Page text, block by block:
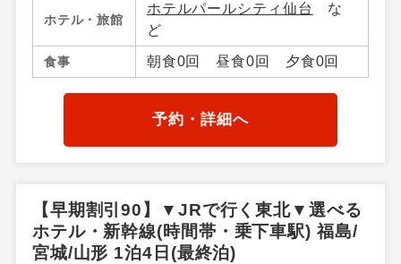
その他、山形県／山形市内・
山形蔵王・上山・赤湯温泉・
米沢・山形県その他、福島県
／福島市内・飯坂温泉・会津
若松・東山・芦ノ牧・喜多
方・熱塩温泉・磐梯高原・土
湯・高湯温泉周辺・郡山・福
ホテル・旅館
ホテルパールシティ仙台
な
ど
食事 朝食0回 昼食0回 夕食0回
予約・詳細へ
【早期割引90】▼JRで行く東北▼選べる
ホテル・新幹線(時間帯・乗下車駅) 福島/
宮城/山形 1泊4日(最終泊)